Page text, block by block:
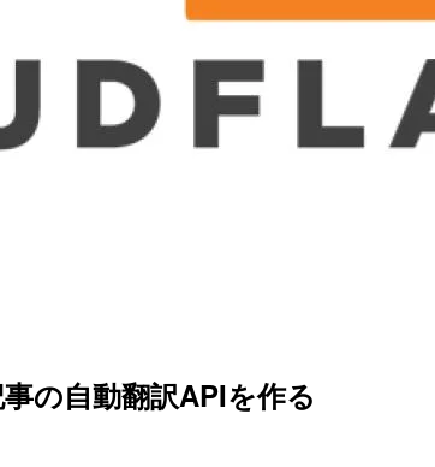
の自動翻訳APIを作る